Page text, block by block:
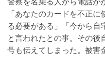
警察を名乗る人から電話が
「あなたのカードを不正
る必要がある」「今から自
と言われたとの事。その後
号も伝えてしまった。被害